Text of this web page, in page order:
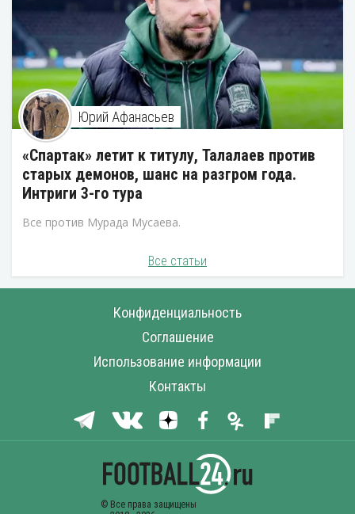
Юрий Афанасьев
«Спартак» летит к титулу, Талалаев против
старых демонов, шанс на разгром года.
Интриги 3-го тура
Все против Мурада Мусаева.
Все статьи
Конфиденциальность
Соглашение
Использование информации
Контакты